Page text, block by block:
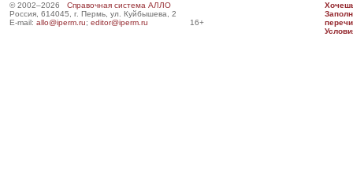
© 2002–2026 Справочная система АЛЛО
Россия, 614045, г. Пермь, ул. Куйбышева, 2
E-mail: allo@iperm.ru; editor@iperm.ru 16+